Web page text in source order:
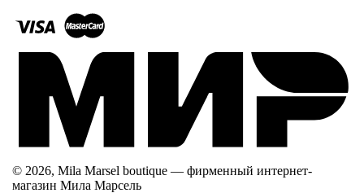
© 2026, Mila Marsel boutique — фирменный интернет-
магазин Мила Марсель